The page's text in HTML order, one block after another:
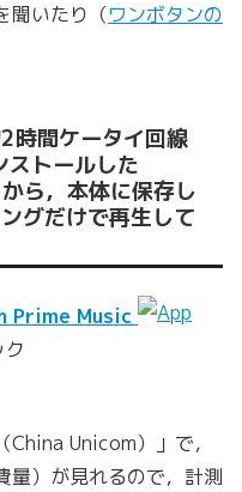
聞いたり（ワンボタンの
時間ケータイ回線
トールした
ら，本体に保存し
グだけで再生して
Prime Music
Unicom）」で，
量）が見れるので，計測